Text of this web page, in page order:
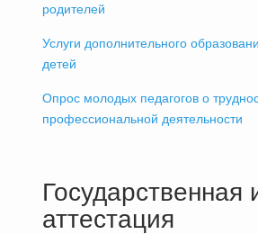
родителей
Услуги дополнительного
детей
Опрос молодых педагогов о
профессиональной деятельности
Государственная
аттестация